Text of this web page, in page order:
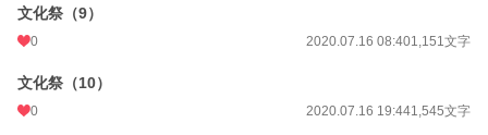
文化祭（9）
0 2020.07.16 08:401,151文字
文化祭（10）
0 2020.07.16 19:441,545文字